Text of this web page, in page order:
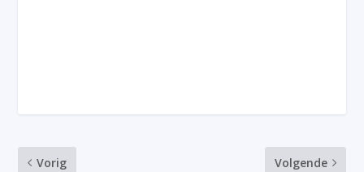
Vorig Volgende